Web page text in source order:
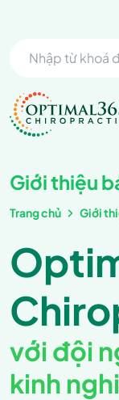
Giới thiệu
Trang chủ Giới
với đội
kinh